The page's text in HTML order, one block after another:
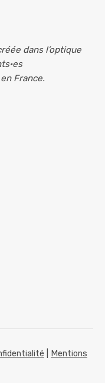
dans l’optique
France.
Mentions